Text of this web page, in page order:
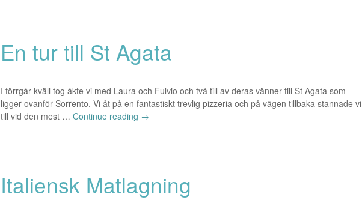
En tur till St Agata
I förrgår kväll tog åkte vi med Laura och Fulvio och två till av deras vänner till St Agata som
ligger ovanför Sorrento. Vi åt på en fantastiskt trevlig pizzeria och på vägen tillbaka stannade vi
till vid den mest … Continue reading →
Italiensk Matlagning